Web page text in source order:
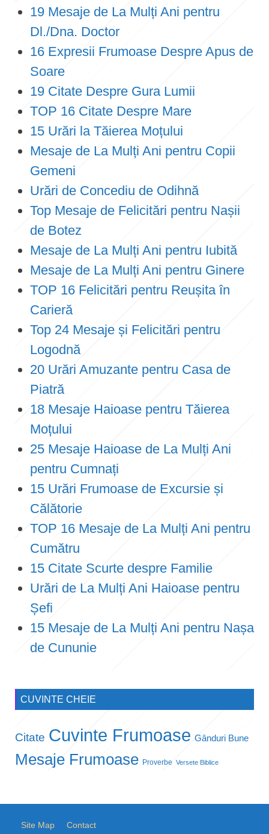
19 Mesaje de La Mulți Ani pentru
Dl./Dna. Doctor
16 Expresii Frumoase Despre Apus de
Soare
19 Citate Despre Gura Lumii
TOP 16 Citate Despre Mare
15 Urări la Tăierea Moțului
Mesaje de La Mulți Ani pentru Copii
Gemeni
Urări de Concediu de Odihnă
Top Mesaje de Felicitări pentru Nașii
de Botez
Mesaje de La Mulți Ani pentru Iubită
Mesaje de La Mulți Ani pentru Ginere
TOP 16 Felicitări pentru Reușita în
Carieră
Top 24 Mesaje și Felicitări pentru
Logodnă
20 Urări Amuzante pentru Casa de
Piatră
18 Mesaje Haioase pentru Tăierea
Moțului
25 Mesaje Haioase de La Mulți Ani
pentru Cumnați
15 Urări Frumoase de Excursie și
Călătorie
TOP 16 Mesaje de La Mulți Ani pentru
Cumătru
15 Citate Scurte despre Familie
Urări de La Mulți Ani Haioase pentru
Șefi
15 Mesaje de La Mulți Ani pentru Nașa
de Cununie
CUVINTE CHEIE
Citate Cuvinte Frumoase Gânduri Bune
Mesaje Frumoase Proverbe Versete Biblice
Site Map Contact